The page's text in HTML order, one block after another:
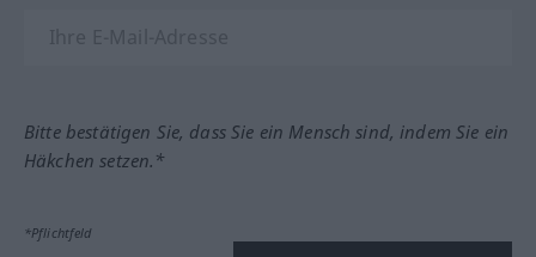
Bitte bestätigen Sie, dass Sie ein Mensch sind, indem Sie ein
Häkchen setzen.*
*Pflichtfeld